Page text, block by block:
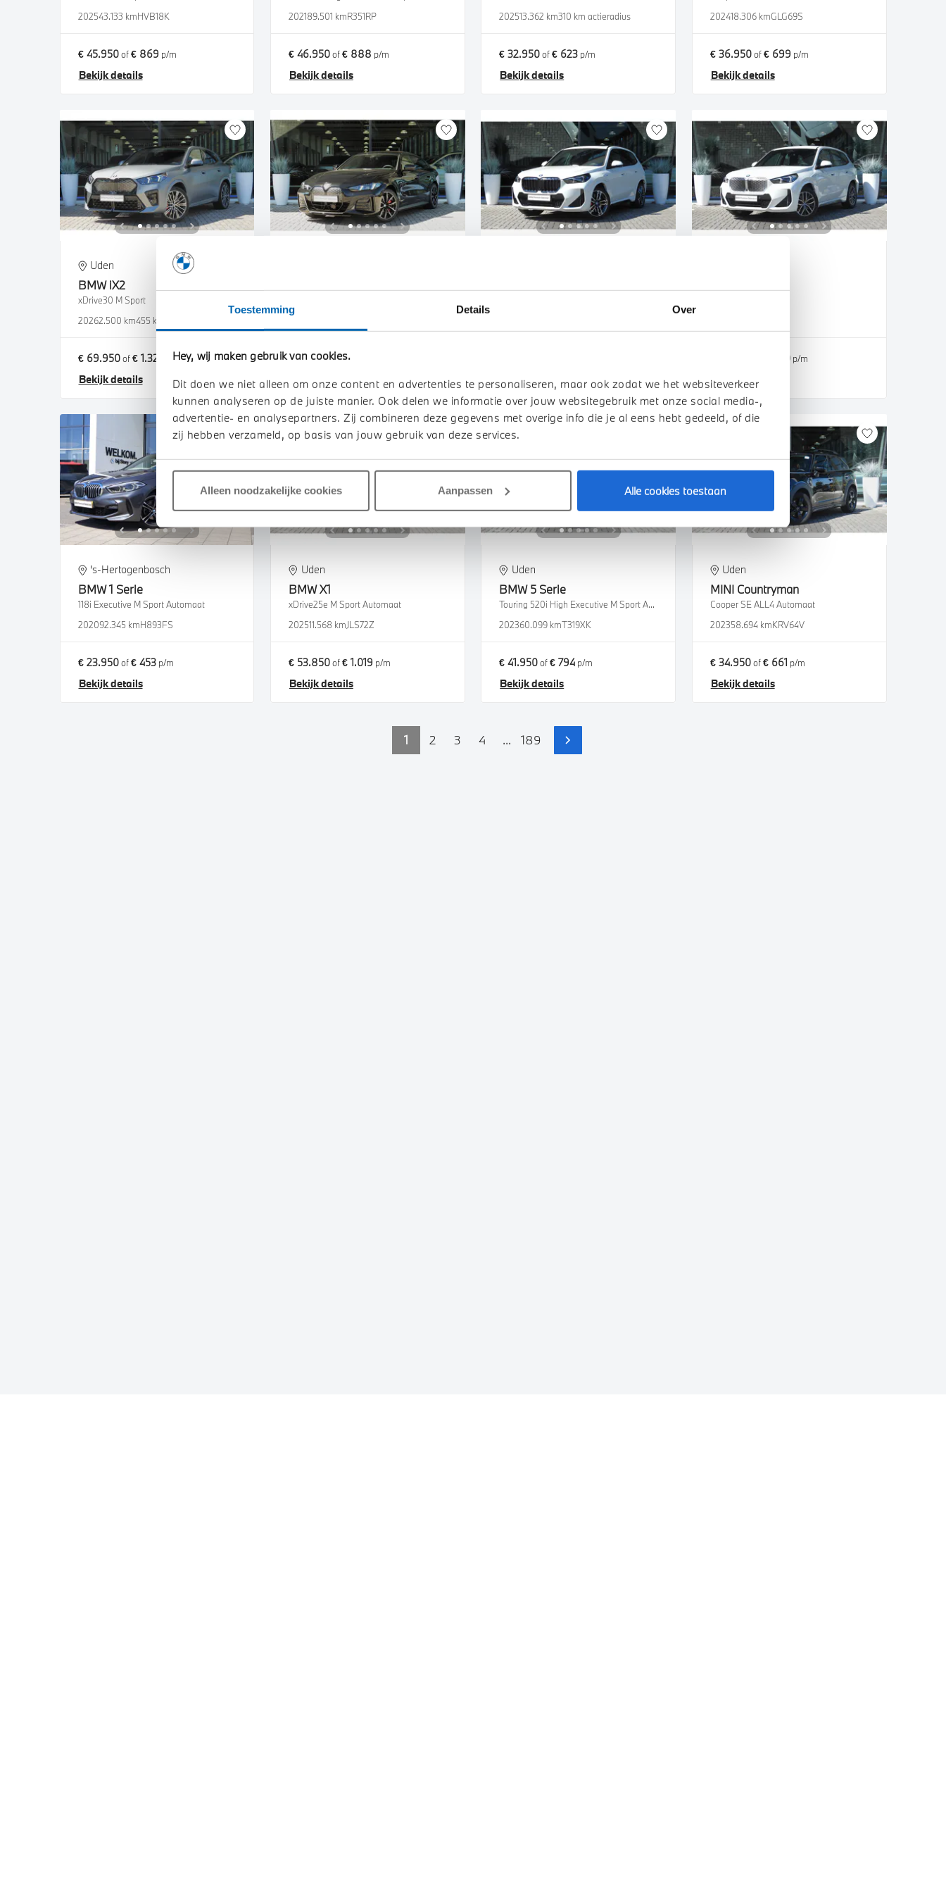
Toestemming Details Over
Hey, wij maken gebruik van cookies.
Dit doen we niet alleen om onze content en advertenties te personaliseren, maar ook zodat we het websiteverkeer
kunnen analyseren op de juiste manier. Ook delen we informatie over jouw websitegebruik met onze social media-,
advertentie- en analysepartners. Zij combineren deze gegevens met overige info die je al eens hebt gedeeld, of die
zij hebben verzameld, op basis van jouw gebruik van deze services.
Alleen noodzakelijke cookies Aanpassen Alle cookies toestaan
202543.133 kmHVB18K
€ 45.950of€ 869 p/m
Bekijk details
202189.501 kmR351RP
€ 46.950of€ 888 p/m
Bekijk details
202513.362 km310 km actieradius
€ 32.950of€ 623 p/m
Bekijk details
202418.306 kmGLG69S
€ 36.950of€ 699 p/m
Bekijk details
Uden
BMW iX2
xDrive30 M Sport
20262.500 km455 km actieradius
€ 69.950of€ 1.324 p/m
Bekijk details
€ 56.850of€ 1.076
Bekijk details Bekijk details
€ 860p/m
Bekijk details
's-Hertogenbosch
BMW 1 Serie
118i Executive M Sport Automaat
202092.345 kmH893FS
€ 23.950of€ 453p/m
Bekijk details
Uden
BMWX1
xDrive25e M Sport Automaat
202511.568 kmJLS72Z
€ 53.850of€ 1.019 p/m
Bekijk details
Uden
BMW 5 Serie
Touring 520i High Executive M Sport Automaat
202360.099 kmT319XK
€ 41.950of€ 794 p/m
Bekijk details
Uden
MINI Countryman
Cooper SE ALL4 Automaat
202358.694 kmKRV64V
€ 34.950of€ 661 p/m
Bekijk details
1 2 3 4 ... 189